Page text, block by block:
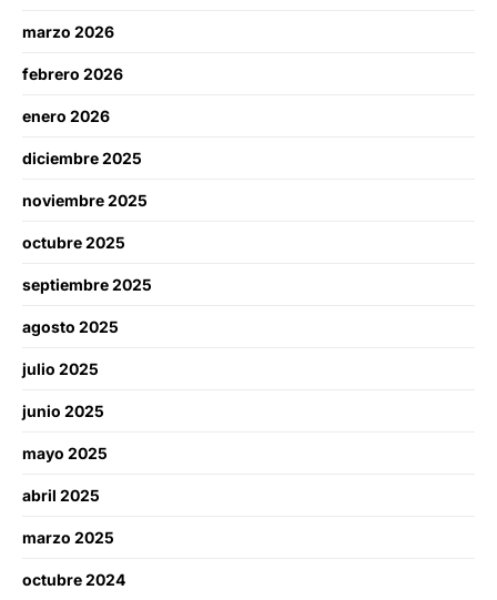
marzo 2026
febrero 2026
enero 2026
diciembre 2025
noviembre 2025
octubre 2025
septiembre 2025
agosto 2025
julio 2025
junio 2025
mayo 2025
abril 2025
marzo 2025
octubre 2024